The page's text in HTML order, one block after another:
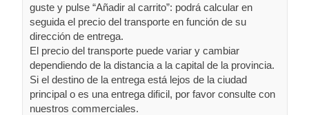
guste y pulse “Añadir al carrito”: podrá calcular en
seguida el precio del transporte en función de su
dirección de entrega.
El precio del transporte puede variar y cambiar
dependiendo de la distancia a la capital de la provincia.
Si el destino de la entrega está lejos de la ciudad
principal o es una entrega dificil, por favor consulte con
nuestros commerciales.